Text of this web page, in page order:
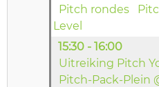
Pitch rondes
Level
15:30 - 16:00
Uitreiking Pitch
Pitch-Pack-Plein